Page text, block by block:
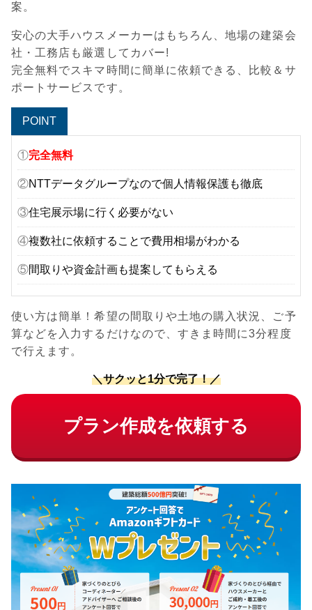
案。
安心の大手ハウスメーカーはもちろん、地場の建築会
社・工務店も厳選してカバー!
完全無料でスキマ時間に簡単に依頼できる、比較＆サ
ポートサービスです。
POINT
①完全無料
②NTTデータグループなので個人情報保護も徹底
③住宅展示場に行く必要がない
④複数社に依頼することで費用相場がわかる
⑤間取りや資金計画も提案してもらえる
使い方は簡単！希望の間取りや土地の購入状況、ご予
算などを入力するだけなので、すきま時間に3分程度
で行えます。
＼サクッと1分で完了！／
プラン作成を依頼する